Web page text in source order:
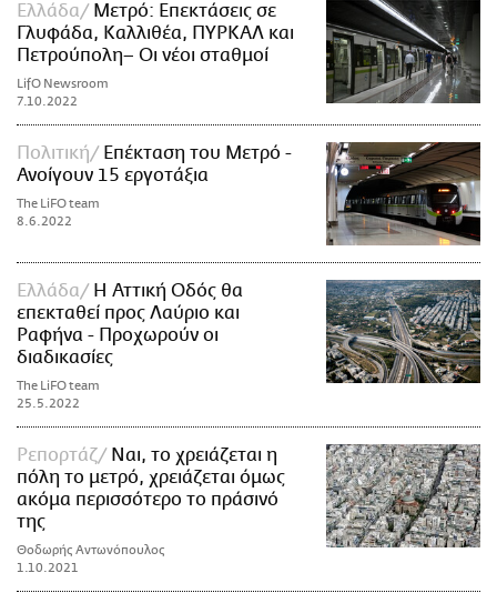
Ελλάδα
Μετρό: Επεκτάσεις σε
Γλυφάδα, Καλλιθέα, ΠΥΡΚΑΛ και
Πετρούπολη– Οι νέοι σταθμοί
LifO Newsroom
7.10.2022
Πολιτική
Επέκταση του Μετρό -
Ανοίγουν 15 εργοτάξια
The LiFO team
8.6.2022
Ελλάδα
Η Αττική Οδός θα
επεκταθεί προς Λαύριο και
Ραφήνα - Προχωρούν οι
διαδικασίες
The LiFO team
25.5.2022
Ρεπορτάζ
Ναι, το χρειάζεται η
πόλη το μετρό, χρειάζεται όμως
ακόμα περισσότερο το πράσινό
της
Θοδωρής Αντωνόπουλος
1.10.2021